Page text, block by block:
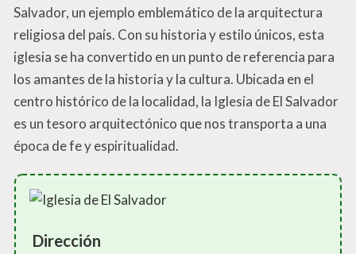
Salvador, un ejemplo emblemático de la arquitectura
religiosa del país. Con su historia y estilo únicos, esta
iglesia se ha convertido en un punto de referencia para
los amantes de la historia y la cultura. Ubicada en el
centro histórico de la localidad, la Iglesia de El Salvador
es un tesoro arquitectónico que nos transporta a una
época de fe y espiritualidad.
Dirección